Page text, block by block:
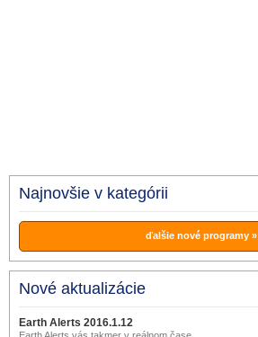
Najnovšie v kategórii
ďalšie nové programy »
Nové aktualizácie
Earth Alerts 2016.1.12